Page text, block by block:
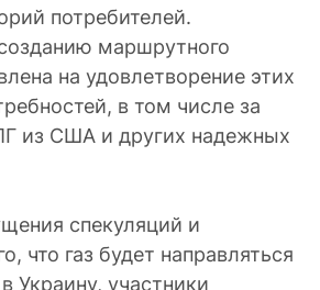
потребителей.
маршрутного
на удовлетворение этих
в том числе за
из США и других надежных
спекуляций и
что газ будет направляться
Украину, участники